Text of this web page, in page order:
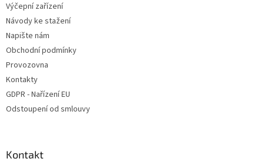
Výčepní zařízení
Návody ke stažení
Napište nám
Obchodní podmínky
Provozovna
Kontakty
GDPR - Nařízení EU
Odstoupení od smlouvy
Kontakt